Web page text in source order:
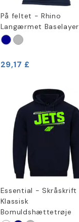
På feltet - Rhino
Langærmet Baselayer
29,17 £
Essential - Skråskrift
Klassisk
Bomuldshættetrøje